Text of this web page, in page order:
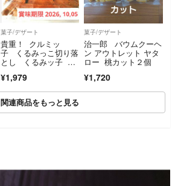
菓子/デザート
貴重！ クルミッ
子 くるみっこ切り落
とし くるみッ子 鎌
菓 大人気！
¥1,979
菓子/デザート
治一郎 バウムクーヘ
ン アウトレット ヤタ
ロー 桃カット２個
¥1,720
関連商品をもっと見る